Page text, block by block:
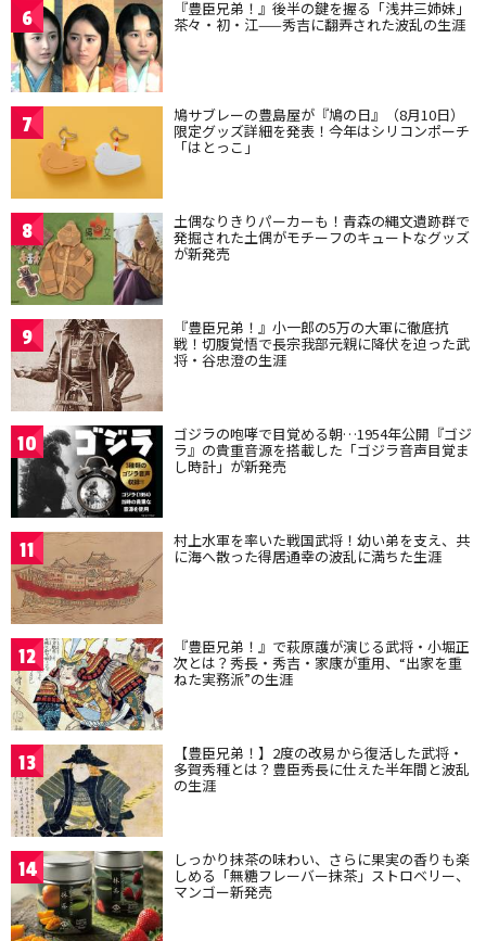
6 『豊臣兄弟！』後半の鍵を握る「浅井三姉妹」
茶々・初・江——秀吉に翻弄された波乱の生涯
7 鳩サブレーの豊島屋が『鳩の日』（8月10日）
限定グッズ詳細を発表！今年はシリコンポーチ
「はとっこ」
8 土偶なりきりパーカーも！青森の縄文遺跡群で
発掘された土偶がモチーフのキュートなグッズ
が新発売
9 『豊臣兄弟！』小一郎の5万の大軍に徹底抗
戦！切腹覚悟で長宗我部元親に降伏を迫った武
将・谷忠澄の生涯
10 ゴジラの咆哮で目覚める朝…1954年公開『ゴジ
ラ』の貴重音源を搭載した「ゴジラ音声目覚ま
し時計」が新発売
11 村上水軍を率いた戦国武将！幼い弟を支え、共
に海へ散った得居通幸の波乱に満ちた生涯
12 『豊臣兄弟！』で萩原護が演じる武将・小堀正
次とは？秀長・秀吉・家康が重用、“出家を重
ねた実務派”の生涯
13 【豊臣兄弟！】2度の改易から復活した武将・
多賀秀種とは？豊臣秀長に仕えた半年間と波乱
の生涯
14 しっかり抹茶の味わい、さらに果実の香りも楽
しめる「無糖フレーバー抹茶」ストロベリー、
マンゴー新発売